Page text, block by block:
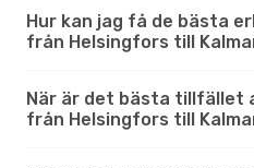
Hur kan jag få de bästa
från Helsingfors till
När är det bästa tillfället
från Helsingfors till